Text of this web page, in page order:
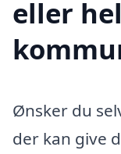
eller
Ønsker du
der kan give